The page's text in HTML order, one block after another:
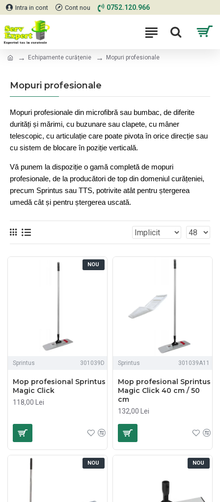
Intra in cont Cont nou 0752.120.966
Echipamente curățenie Mopuri profesionale
Mopuri profesionale
Mopuri profesionale din microfibră sau bumbac, de diferite
durități și mărimi, cu buzunare sau clapete, cu mâner
telescopic, cu articulație care poate pivota în orice direcție sau
cu sistem de blocare în poziție verticală.
Vă punem la dispoziție o gamă completă de mopuri
profesionale, de la producători de top din domeniul curățeniei,
precum Sprintus sau TTS, potrivite atât pentru ștergerea
umedă cât și pentru ștergerea uscată.
NOU
Sprintus 301039D
Mop profesional Sprintus
Magic Click
118,00 Lei
Sprintus 301039A11
Mop profesional Sprintus
Magic Click 40 cm / 50
cm
132,00 Lei
NOU NOU